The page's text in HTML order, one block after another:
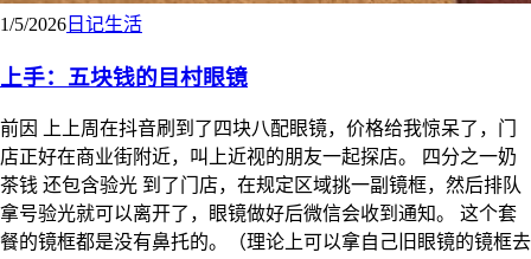
1/5/2026 日记生活
上手：五块钱的目村眼镜
前因 上上周在抖音刷到了四块八配眼镜，价格给我惊呆了，门
店正好在商业街附近，叫上近视的朋友一起探店。 四分之一奶
茶钱 还包含验光 到了门店，在规定区域挑一副镜框，然后排队
拿号验光就可以离开了，眼镜做好后微信会收到通知。 这个套
餐的镜框都是没有鼻托的。（理论上可以拿自己旧眼镜的镜框去